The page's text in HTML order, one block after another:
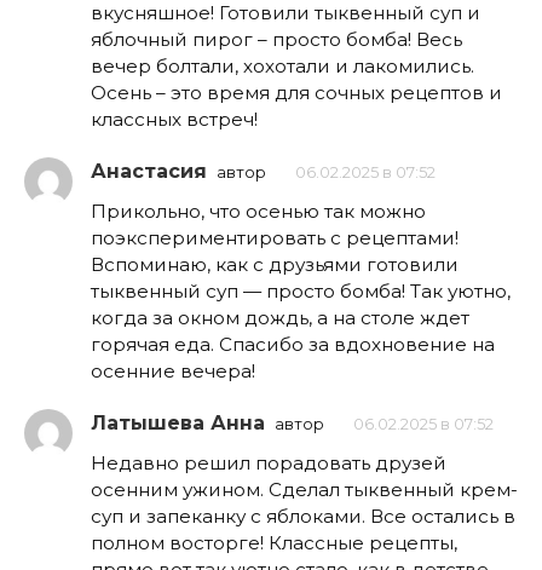
вкусняшное! Готовили тыквенный суп и
яблочный пирог – просто бомба! Весь
вечер болтали, хохотали и лакомились.
Осень – это время для сочных рецептов и
классных встреч!
Анастасия автор 06.02.2025 в 07:52
Прикольно, что осенью так можно
поэкспериментировать с рецептами!
Вспоминаю, как с друзьями готовили
тыквенный суп — просто бомба! Так уютно,
когда за окном дождь, а на столе ждет
горячая еда. Спасибо за вдохновение на
осенние вечера!
Латышева Анна автор 06.02.2025 в 07:52
Недавно решил порадовать друзей
осенним ужином. Сделал тыквенный крем-
суп и запеканку с яблоками. Все остались в
полном восторге! Классные рецепты,